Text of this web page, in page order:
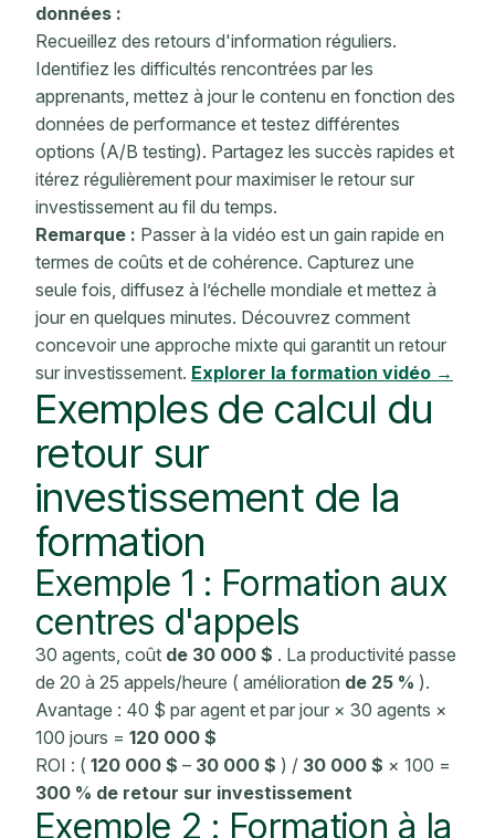
données :
Recueillez des retours d'information réguliers.
Identifiez les difficultés rencontrées par les
apprenants, mettez à jour le contenu en fonction des
données de performance et testez différentes
options (A/B testing). Partagez les succès rapides et
itérez régulièrement pour maximiser le retour sur
investissement au fil du temps.
Remarque : Passer à la vidéo est un gain rapide en
termes de coûts et de cohérence. Capturez une
seule fois, diffusez à l’échelle mondiale et mettez à
jour en quelques minutes. Découvrez comment
concevoir une approche mixte qui garantit un retour
sur investissement. Explorer la formation vidéo →
Exemples de calcul du
retour sur
investissement de la
formation
Exemple 1 : Formation aux
centres d'appels
30 agents, coût de 30 000 $ . La productivité passe
de 20 à 25 appels/heure ( amélioration de 25 % ).
Avantage : 40 $ par agent et par jour × 30 agents ×
100 jours = 120 000 $
ROI : ( 120 000 $ – 30 000 $ ) / 30 000 $ × 100 =
300 % de retour sur investissement
Exemple 2 : Formation à la